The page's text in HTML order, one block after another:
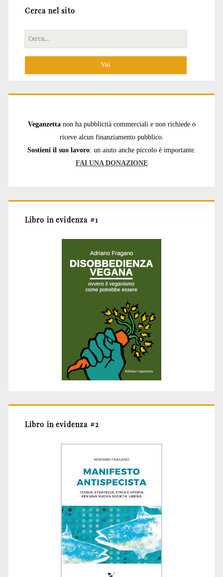
Cerca nel sito
Cerca
per:
Veganzetta non ha pubblicità commerciali e non richiede o
riceve alcun finanziamento pubblico.
Sostieni il suo lavoro: un aiuto anche piccolo è importante.
FAI UNA DONAZIONE
Libro in evidenza #1
Libro in evidenza #2